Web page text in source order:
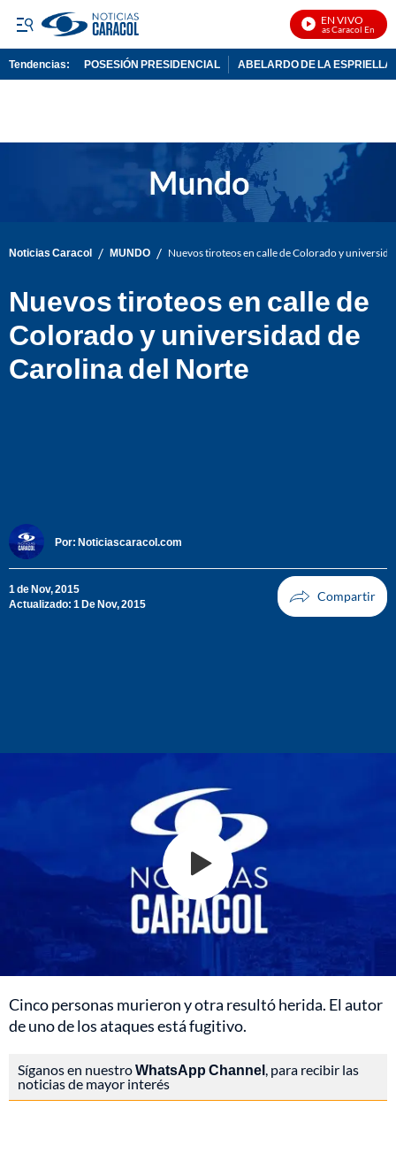
EN VIVO
Noticias Caracol En Vivo
Tendencias: POSESIÓN PRESIDENCIAL ABELARDO DE LA ESPRIELLA
Noticias Caracol / MUNDO / Nuevos tiroteos en calle de Colorado y
Nuevos tiroteos en calle de
Colorado y universidad de
Carolina del Norte
Por: Noticiascaracol.com
1 de Nov, 2015
Actualizado: 1 De Nov, 2015
Cinco personas murieron y otra resultó herida. El autor
de uno de los ataques está fugitivo.
Síganos en nuestroWhatsApp Channel , para recibir las
noticias de mayor interés